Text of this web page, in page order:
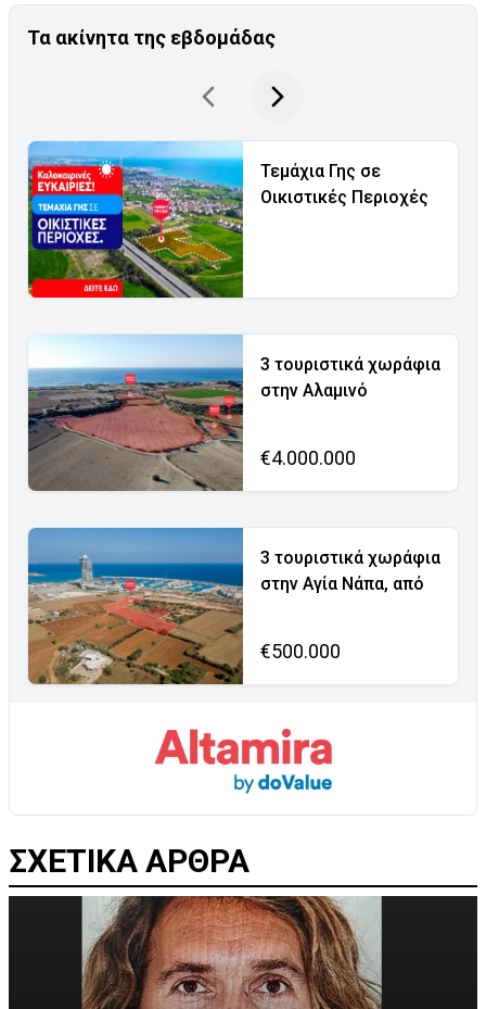
Τα ακίνητα της εβδομάδας
Τεμάχια Γης σε
Οικιστικές Περιοχές
3 τουριστικά χωράφια
στην Αλαμινό
€4.000.000
3 τουριστικά χωράφια
στην Αγία Νάπα, από
€500.000
ΣΧΕΤΙΚΑ ΑΡΘΡΑ